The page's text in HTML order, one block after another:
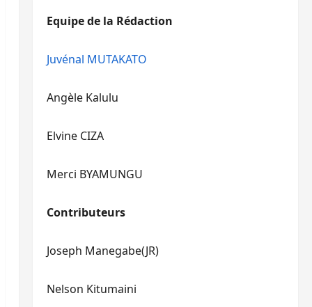
Equipe de la Rédaction
Juvénal MUTAKATO
Angèle Kalulu
Elvine CIZA
Merci BYAMUNGU
Contributeurs
Joseph Manegabe(JR)
Nelson Kitumaini